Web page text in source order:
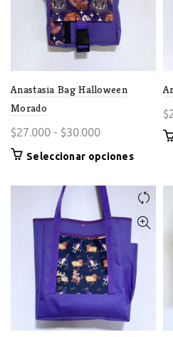
Anastasia Bag Halloween
Morado
$27.000 - $30.000Rango
de
desde
$27.000
hasta
$30.000
Seleccionar opcionesEste
tiene
múltiples
variantes.
opciones
se
pueden
elegir
$